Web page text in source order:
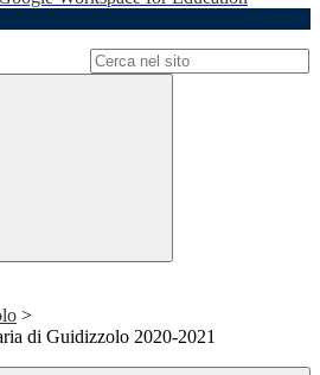
>
di Guidizzolo 2020-2021